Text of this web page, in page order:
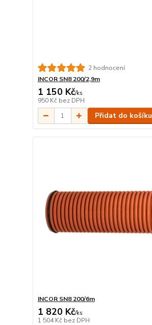
2 hodnocení
INCOR SN8 200/2,9m
1 150 Kč/ks
950 Kč bez DPH
Přidat do košíku
INCOR SN8 200/6m
1 820 Kč/ks
1 504 Kč bez DPH